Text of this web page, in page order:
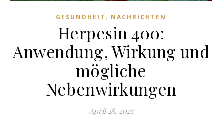
GESUNDHEIT , NACHRICHTEN
Herpesin 400:
Anwendung, Wirkung und
mögliche
Nebenwirkungen
April 28, 2025